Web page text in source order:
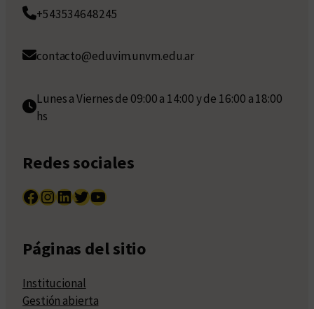
+543534648245
contacto@eduvim.unvm.edu.ar
Lunes a Viernes de 09:00 a 14:00 y de 16:00 a 18:00
hs
Redes sociales
Facebook InstagramLinkedIn Twitter YouTube
Páginas del sitio
Institucional
Gestión abierta